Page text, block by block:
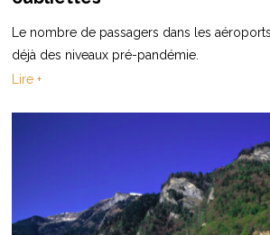
Le nombre de passagers dans les
déjà des niveaux pré-pandémie.
Lire +